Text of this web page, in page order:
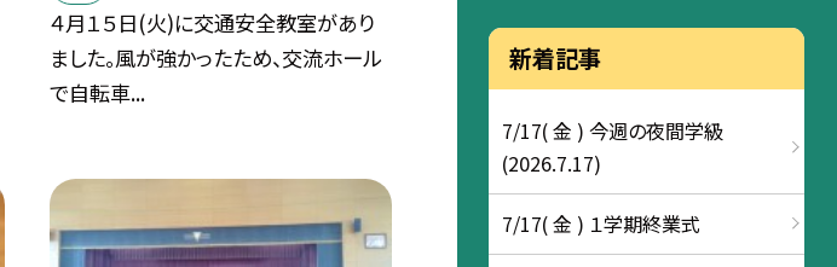
４月１５日(火)に交通安全教室があり
ました。風が強かったため、交流ホール
で自転車...
新着記事
7/17( 金 ) 今週の夜間学級
(2026.7.17)
7/17( 金 ) １学期終業式